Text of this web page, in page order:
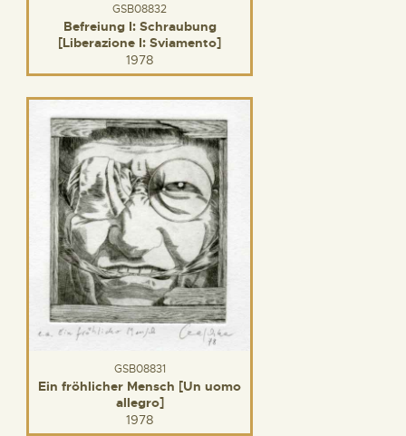
GSB08832
Befreiung I: Schraubung
[Liberazione I: Sviamento]
1978
GSB08831
Ein fröhlicher Mensch [Un uomo
allegro]
1978